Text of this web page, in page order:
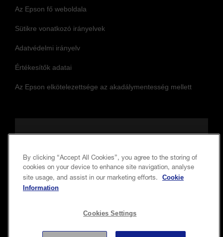
Az Epson fő weboldala
Sütikre vonatkozó irányelvek
Adatvédelmi irányelv
Értékesítők adatai
Az Epson elkötelezettsége az akadálymentesség mellett
Kövessen minket, hogy naprakész
By clicking “Accept All Cookies”, you agree to the storing of
cookies on your device to enhance site navigation, analyse
site usage, and assist in our marketing efforts.
Cookie
Information
Cookies Settings